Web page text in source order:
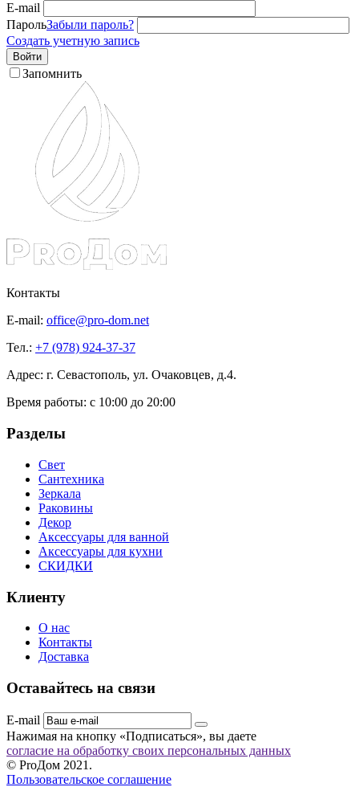
E-mail
ПарольЗабыли пароль?
Создать учетную запись
Войти
Запомнить
Контакты
E-mail: office@pro-dom.net
Тел.: +7 (978) 924-37-37
Адрес: г. Севастополь, ул. Очаковцев, д.4.
Время работы: с 10:00 до 20:00
Разделы
Свет
Сантехника
Зеркала
Раковины
Декор
Аксессуары для ванной
Аксессуары для кухни
СКИДКИ
Клиенту
О нас
Контакты
Доставка
Оставайтесь на связи
E-mail
Нажимая на кнопку «Подписаться», вы даете
согласие на обработку своих персональных данных
© ProДом 2021.
Пользовательское соглашение